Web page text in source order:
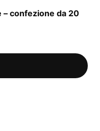
– confezione da 20